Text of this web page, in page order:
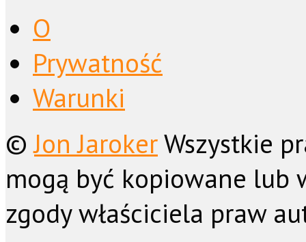
O
Prywatność
Warunki
©Jon JarokerWszystkie
mogą być kopiowane lub
zgody właściciela praw